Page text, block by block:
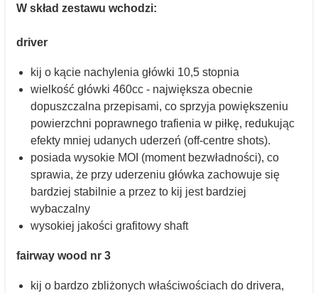
W skład zestawu wchodzi:
driver
kij o kącie nachylenia główki 10,5 stopnia
wielkość główki 460cc - największa obecnie
dopuszczalna przepisami, co sprzyja powiększeniu
powierzchni poprawnego trafienia w piłkę, redukując
efekty mniej udanych uderzeń (off-centre shots).
posiada wysokie MOI (moment bezwładności), co
sprawia, że przy uderzeniu główka zachowuje się
bardziej stabilnie a przez to kij jest bardziej
wybaczalny
wysokiej jakości grafitowy shaft
fairway wood nr 3
kij o bardzo zbliżonych właściwościach do drivera,